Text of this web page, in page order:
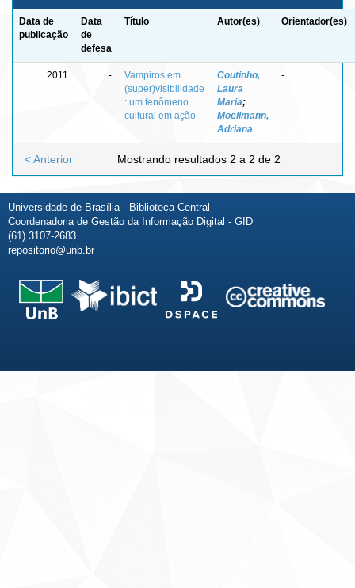
Data de
publicação
Data
de
defesa
Título Autor(es) Orientador(es)
2011 -
Vampiros em
(super)visibilidade
: um fenômeno
cultural em ação
Coutinho,
Laura
Maria;
Moellmann,
Adriana
-
Mostrando resultados 2 a 2 de 2
< Anterior
Universidade de Brasília - Biblioteca Central
Coordenadoria de Gestão da Informação Digital - GID
(61) 3107-2683
repositorio@unb.br